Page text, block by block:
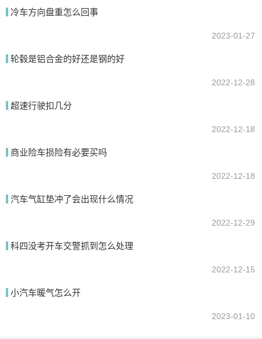
冷车方向盘重怎么回事
2023-01-27
轮毂是铝合金的好还是钢的好
2022-12-28
超速行驶扣几分
2022-12-18
商业险车损险有必要买吗
2022-12-18
汽车气缸垫冲了会出现什么情况
2022-12-29
科四没考开车交警抓到怎么处理
2022-12-15
小汽车暖气怎么开
2023-01-10